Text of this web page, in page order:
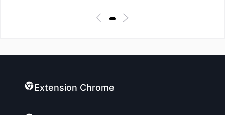
Extension Chrome